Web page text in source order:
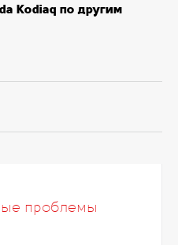
Kodiaq по другим
проблемы